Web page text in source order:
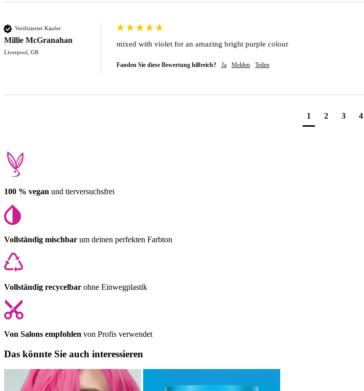
Verifizierter Käufer
Millie McGranahan
Liverpool, GB
mixed with violet for an amazing bright purple colour
Fanden Sie diese Bewertung hilfreich? Ja Melden Teilen
1 2 3 4
100 % vegan und tierversuchsfrei
Vollständig mischbar um deinen perfekten Farbton
Vollständig recycelbar ohne Einwegplastik
Von Salons empfohlen von Profis verwendet
Das könnte Sie auch interessieren